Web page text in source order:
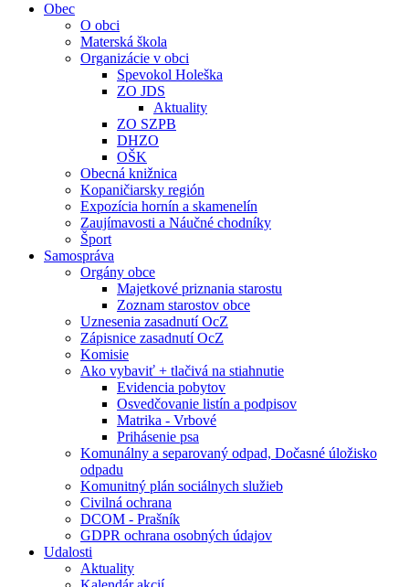
Obec
O obci
Materská škola
Organizácie v obci
Spevokol Holeška
ZO JDS
Aktuality
ZO SZPB
DHZO
OŠK
Obecná knižnica
Kopaničiarsky región
Expozícia hornín a skamenelín
Zaujímavosti a Náučné chodníky
Šport
Samospráva
Orgány obce
Majetkové priznania starostu
Zoznam starostov obce
Uznesenia zasadnutí OcZ
Zápisnice zasadnutí OcZ
Komisie
Ako vybaviť + tlačivá na stiahnutie
Evidencia pobytov
Osvedčovanie listín a podpisov
Matrika - Vrbové
Prihásenie psa
Komunálny a separovaný odpad, Dočasné úložisko
odpadu
Komunitný plán sociálnych služieb
Civilná ochrana
DCOM - Prašník
GDPR ochrana osobných údajov
Udalosti
Aktuality